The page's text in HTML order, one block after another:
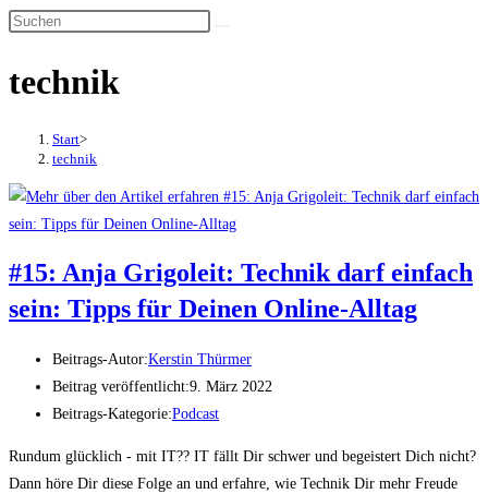
technik
Start>
technik
#15: Anja Grigoleit: Technik darf einfach
sein: Tipps für Deinen Online-Alltag
Beitrags-Autor:Kerstin Thürmer
Beitrag veröffentlicht:9. März 2022
Beitrags-Kategorie:Podcast
Rundum glücklich - mit IT?? IT fällt Dir schwer und begeistert Dich nicht?
Dann höre Dir diese Folge an und erfahre, wie Technik Dir mehr Freude